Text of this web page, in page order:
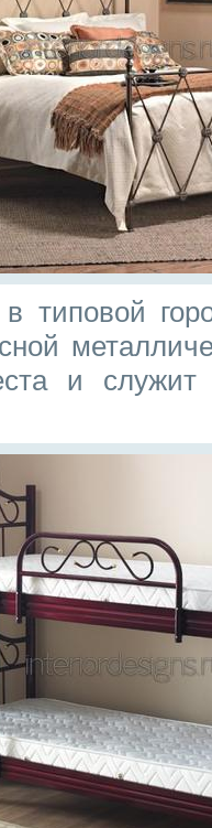
типовой
и